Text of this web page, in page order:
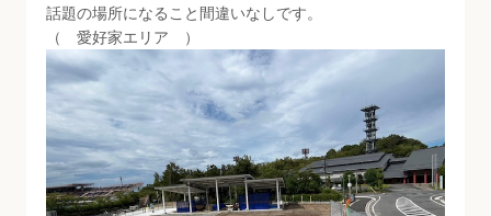
話題の場所になること間違いなしです。
（ 愛好家エリア ）